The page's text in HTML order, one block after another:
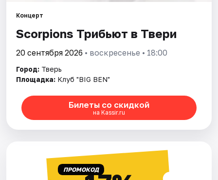
Концерт
Scorpions Трибьют в Твери
20 сентября 2026 • воскресенье • 18:00
Город: Тверь
Площадка: Клуб "BIG BEN"
Билеты со скидкой
на Kassir.ru
ПРОМОКОД